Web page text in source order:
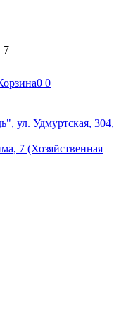
7
0 0
ул. Удмуртская, 304,
7 (Хозяйственная